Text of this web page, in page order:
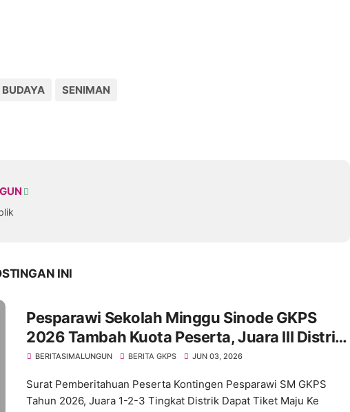
SENIMAN
INI
Pesparawi Sekolah Minggu Sinode GKPS
2026 Tambah Kuota Peserta, Juara III Distrik
Kini Berhak Tampil di Tingkat Sinode
BERITASIMALUNGUN BERITA GKPS JUN 03, 2026
Surat Pemberitahuan Peserta Kontingen Pesparawi SM GKPS
Tahun 2026, Juara 1-2-3 Tingkat Distrik Dapat Tiket Maju Ke